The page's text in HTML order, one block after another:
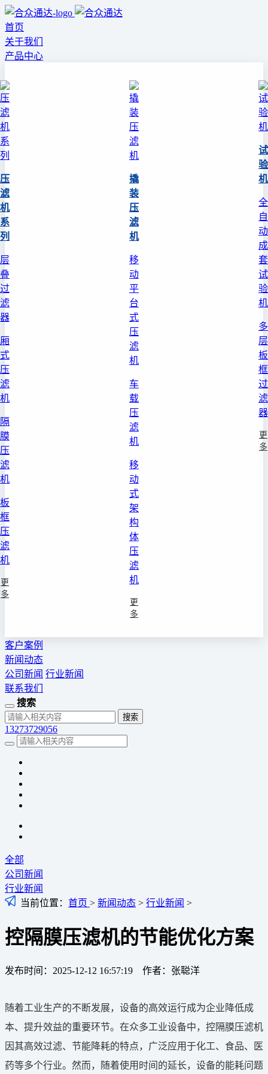
首页
关于我们
产品中心
压
滤
机
系
列
层
叠
过
滤
器
厢
式
压
滤
机
隔
膜
压
滤
机
板
框
压
滤
机
更
多
撬
装
压
滤
机
移
动
平
台
式
压
滤
机
车
载
压
滤
机
移
动
式
架
构
体
压
滤
机
更
多
试
验
机
全
自
动
成
套
试
验
机
多
层
板
框
过
滤
器
更
多
客户案例
新闻动态
公司新闻 行业新闻
联系我们
搜索
13273729056
全部
公司新闻
行业新闻
当前位置： 首页 > 新闻动态 > 行业新闻 >
控隔膜压滤机的节能优化方案
发布时间：2025-12-12 16:57:19 作者：张聪洋
随着工业生产的不断发展，设备的高效运行成为企业降低成
本、提升效益的重要环节。在众多工业设备中，控隔膜压滤机
因其高效过滤、节能降耗的特点，广泛应用于化工、食品、医
药等多个行业。然而，随着使用时间的延长，设备的能耗问题